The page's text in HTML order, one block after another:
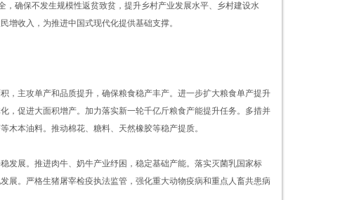
，确保不发生规模性返贫致贫，提升乡村产业发展水平、乡村建设水
增收入，为推进中国式现代化提供基础支撑。
，主攻单产和品质提升，确保粮食稳产丰产。进一步扩大粮食单产提升
，促进大面积增产。加力落实新一轮千亿斤粮食产能提升任务。多措并
木本油料。推动棉花、糖料、天然橡胶等稳产提质。
发展。推进肉牛、奶牛产业纾困，稳定基础产能。落实灭菌乳国家标
展。严格生猪屠宰检疫执法监管，强化重大动物疫病和重点人畜共患病